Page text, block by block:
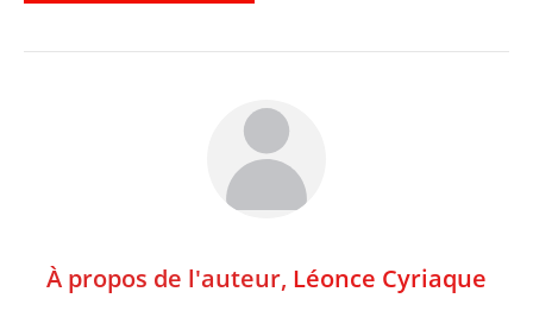
À propos de l'auteur, Léonce Cyriaque